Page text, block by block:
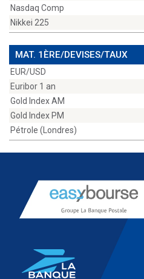
Nasdaq Comp
Nikkei 225
MAT. 1ÈRE/DEVISES/TAUX
EUR/USD
Euribor 1 an
Gold Index AM
Gold Index PM
Pétrole (Londres)